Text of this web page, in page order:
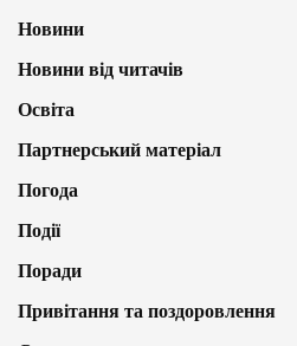
Новини
Новини від читачів
Освіта
Партнерський матеріал
Погода
Події
Поради
Привітання та поздоровлення